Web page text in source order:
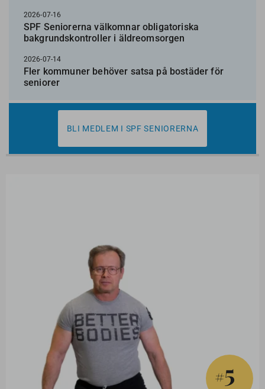
2026-07-16
SPF Seniorerna välkomnar obligatoriska
bakgrundskontroller i äldreomsorgen
2026-07-14
Fler kommuner behöver satsa på bostäder för
seniorer
BLI MEDLEM I SPF SENIORERNA
#5